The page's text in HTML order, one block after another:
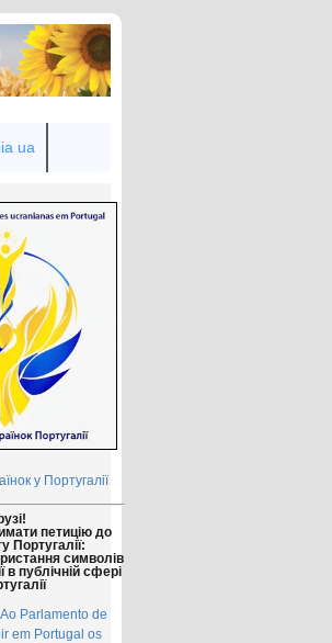
ua
у Португалії
петицію до
Португалії:
символів
в публічній сфері
Parlamento de
em Portugal os